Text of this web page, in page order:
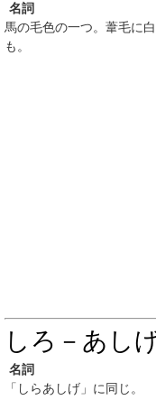
名詞
馬の毛色の一つ。葦毛に
も。
しろ－あし
名詞
「しらあしげ」に同じ。